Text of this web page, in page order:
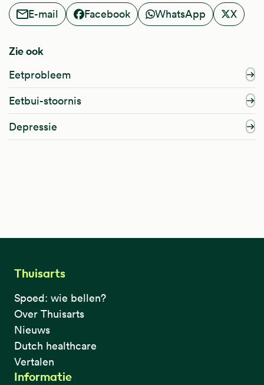
E-mail
Facebook WhatsApp X
Zie ook
Eetprobleem
Eetbui-stoornis
Depressie
Thuisarts
Spoed: wie bellen?
Over Thuisarts
Nieuws
Dutch healthcare
Vertalen
Informatie